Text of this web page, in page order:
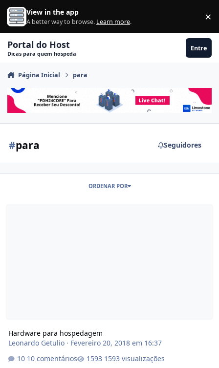
Ir para conteúdo
View in the app
A better way to browse. Learn more. ×
Portal do Host
Dicas para quem hospeda
Entre
Página Inicial para
#para Seguidores
ORDENAR POR
Hardware para hospedagem
Leonardo Getulio· Fevereiro 20, 2018 em 16:37
10 comentários
1593 visualizações